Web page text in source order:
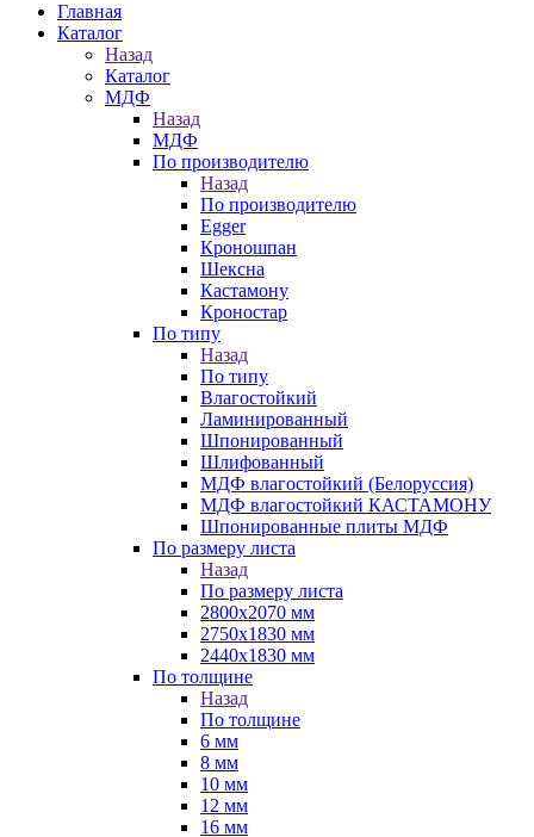
Главная
Каталог
Назад
Каталог
МДФ
Назад
МДФ
По производителю
Назад
По производителю
Egger
Кроношпан
Шексна
Кастамону
Кроностар
По типу
Назад
По типу
Влагостойкий
Ламинированный
Шпонированный
Шлифованный
МДФ влагостойкий (Белоруссия)
МДФ влагостойкий КАСТАМОНУ
Шпонированные плиты МДФ
По размеру листа
Назад
По размеру листа
2800х2070 мм
2750х1830 мм
2440х1830 мм
По толщине
Назад
По толщине
6 мм
8 мм
10 мм
12 мм
16 мм